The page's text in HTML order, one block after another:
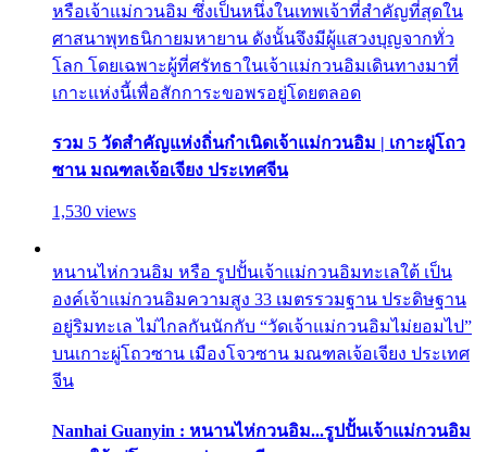
หรือเจ้าแม่กวนอิม ซึ่งเป็นหนึ่งในเทพเจ้าที่สำคัญที่สุดใน
ศาสนาพุทธนิกายมหายาน ดังนั้นจึงมีผู้แสวงบุญจากทั่ว
โลก โดยเฉพาะผู้ที่ศรัทธาในเจ้าแม่กวนอิมเดินทางมาที่
เกาะแห่งนี้เพื่อสักการะขอพรอยู่โดยตลอด
รวม 5 วัดสำคัญแห่งถิ่นกำเนิดเจ้าแม่กวนอิม | เกาะผู่โถว
ซาน มณฑลเจ้อเจียง ประเทศจีน
1,530 views
หนานไห่กวนอิม หรือ รูปปั้นเจ้าแม่กวนอิมทะเลใต้ เป็น
องค์เจ้าแม่กวนอิมความสูง 33 เมตรรวมฐาน ประดิษฐาน
อยู่ริมทะเล ไม่ไกลกันนักกับ “วัดเจ้าแม่กวนอิมไม่ยอมไป”
บนเกาะผู่โถวซาน เมืองโจวซาน มณฑลเจ้อเจียง ประเทศ
จีน
Nanhai Guanyin : หนานไห่กวนอิม...รูปปั้นเจ้าแม่กวนอิม